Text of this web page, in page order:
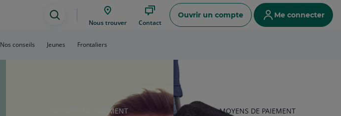
Assistance
de
Nous trouver Contact
Ouvrir un compte Me connecter
Nos conseils Jeunes Frontaliers
MOYENS DE PAIEMENT
RUBRIQUE
MOYENS DE PAIEMENT